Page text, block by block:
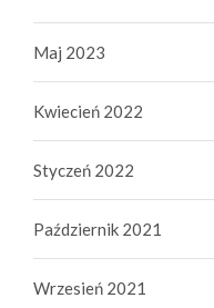
Maj 2023
Kwiecień 2022
Styczeń 2022
Październik 2021
Wrzesień 2021